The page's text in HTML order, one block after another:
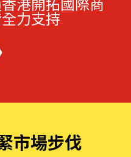
力支持
市場步伐